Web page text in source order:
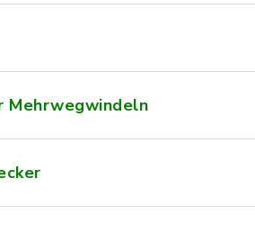
Mehrwegwindeln